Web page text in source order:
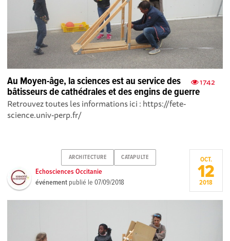
1742
Au Moyen-âge, la sciences est au service des
bâtisseurs de cathédrales et des engins de guerre
Retrouvez toutes les informations ici : https://fete-
science.univ-perp.fr/
ARCHITECTURE CATAPULTE
Echosciences Occitanie
événement publié le07/09/2018
OCT.
12
2018